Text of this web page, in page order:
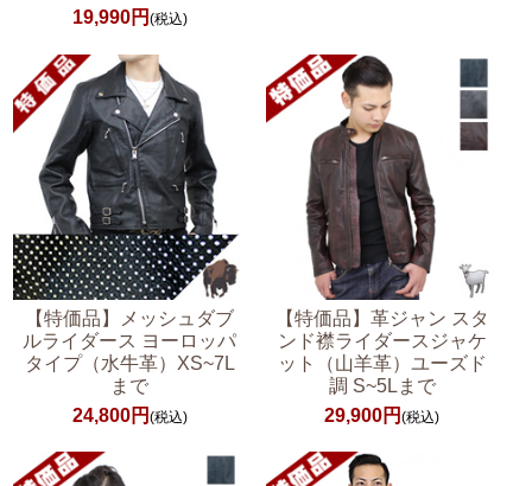
19,990円 (税込)
【特価品】メッシュダブ
ルライダース ヨーロッパ
タイプ（水牛革）XS~7L
まで
24,800円 (税込)
【特価品】革ジャン スタ
ンド襟ライダースジャケ
ット（山羊革）ユーズド
調 S~5Lまで
29,900円(税込)